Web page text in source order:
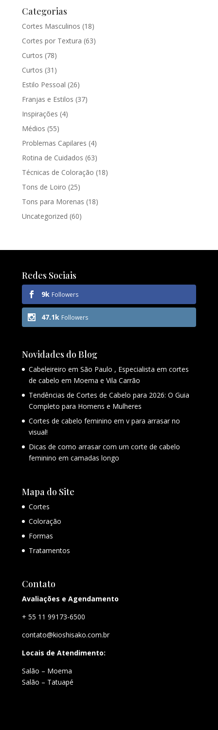
Categorias
Cortes Masculinos (18)
Cortes por Textura (63)
Curtos (78)
Curtos (31)
Estilo Pessoal (26)
Franjas e Estilos (37)
Inspirações (4)
Médios (55)
Problemas Capilares (4)
Rotina de Cuidados (63)
Técnicas de Coloração (18)
Tons de Loiro (25)
Tons para Morenas (18)
Uncategorized (60)
Redes Sociais
9k Followers
47.1k Followers
Novidades do Blog
Cabeleireiro em São Paulo , Especialista em cortes
de cabelo em Moema e Vila Carrão
Tendências de Cortes de Cabelo para 2026: O Guia
Completo para Homens e Mulheres
Cortes de cabelo feminino em v para arrasar no
visual!
Dicas de como arrasar com um corte de cabelo
feminino em camadas longo
Mapa do Site
Cortes
Coloração
Formas
Tratamentos
Contato
Avaliações e Agendamento
+ 55 11 99173-6500
contato@kioshisako.com.br
Locais de Atendimento:
Salão – Moema
Salão – Tatuapé